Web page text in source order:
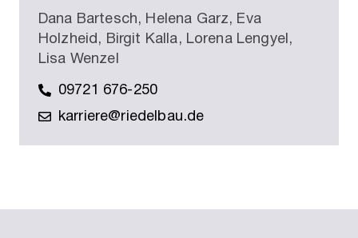
Dana Bartesch, Helena Garz, Eva
Holzheid, Birgit Kalla, Lorena Lengyel,
Lisa Wenzel
09721 676-250
karriere@riedelbau.de